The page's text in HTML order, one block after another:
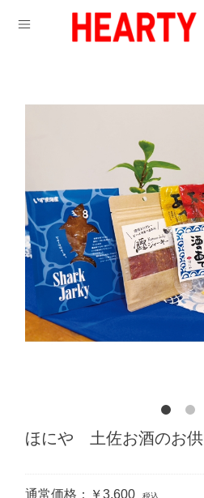
ほにや 土佐お酒のお供
通常価格：￥3,600 税込